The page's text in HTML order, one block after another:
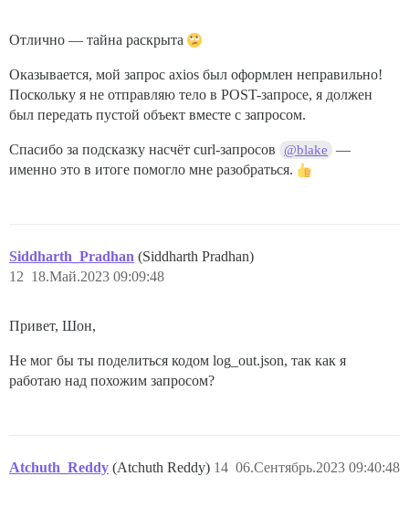
Отлично — тайна раскрыта
Оказывается, мой запрос axios был оформлен неправильно!
Поскольку я не отправляю тело в POST-запросе, я должен
был передать пустой объект вместе с запросом.
Спасибо за подсказку насчёт curl-запросов @blake
—
именно это в итоге помогло мне разобраться.
Siddharth_Pradhan (Siddharth Pradhan)
18.Май.2023 09:09:48
12
Привет, Шон,
Не мог бы ты поделиться кодом log_out.json, так как я
работаю над похожим запросом?
Atchuth_Reddy (Atchuth Reddy) 06.Сентябрь.2023 09:40:48
14